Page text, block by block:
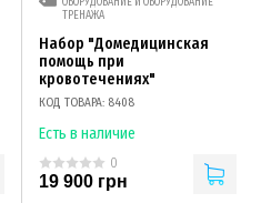
ТРЕНАЖА
Набор "Домедицинская
помощь при
кровотечениях"
КОД ТОВАРА: 8408
Есть в наличие
0
19 900 грн